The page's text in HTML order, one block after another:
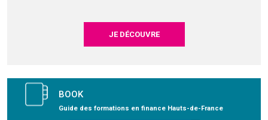
JE DÉCOUVRE
BOOK
Guide des formations en finance Hauts-de-France